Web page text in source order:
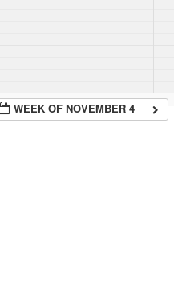
WEEK OF NOVEMBER 4